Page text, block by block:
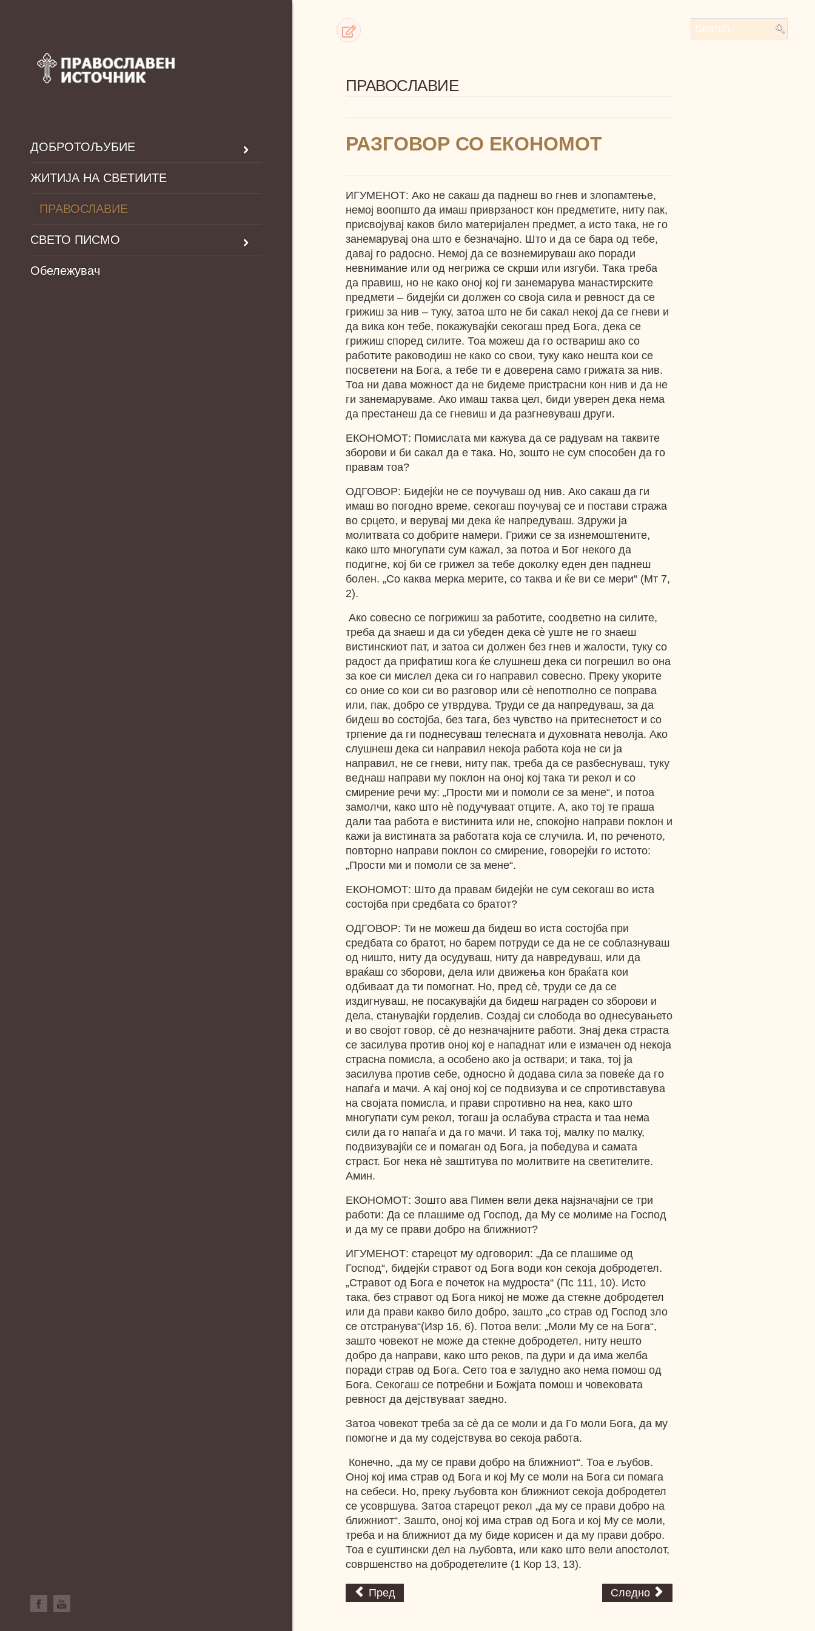
ДОБРОТОЉУБИЕ
ЖИТИЈА НА СВЕТИИТЕ
ПРАВОСЛАВИЕ
СВЕТО ПИСМО
Обележувач
ПРАВОСЛАВИЕ
РАЗГОВОР СО ЕКОНОМОТ
ИГУМЕНОТ: Ако не сакаш да паднеш во гнев и злопамтење,
немој воопшто да имаш приврзаност кон предметите, ниту пак,
присвојувај каков било материјален предмет, а исто така, не го
занемарувај она што е безначајно. Што и да се бара од тебе,
давај го радосно. Немој да се вознемируваш ако поради
невнимание или од негрижа се скрши или изгуби. Така треба
да правиш, но не како оној кој ги занемарува манастирските
предмети – бидејќи си должен со своја сила и ревност да се
грижиш за нив – туку, затоа што не би сакал некој да се гневи и
да вика кон тебе, покажувајќи секогаш пред Бога, дека се
грижиш според силите. Тоа можеш да го оствариш ако со
работите раководиш не како со свои, туку како нешта кои се
посветени на Бога, а тебе ти е доверена само грижата за нив.
Тоа ни дава можност да не бидеме пристрасни кон нив и да не
ги занемаруваме. Ако имаш таква цел, биди уверен дека нема
да престанеш да се гневиш и да разгневуваш други.
ЕКОНОМОТ: Помислата ми кажува да се радувам на таквите
зборови и би сакал да е така. Но, зошто не сум способен да го
правам тоа?
ОДГОВОР: Бидејќи не се поучуваш од нив. Ако сакаш да ги
имаш во погодно време, секогаш поучувај се и постави стража
во срцето, и верувај ми дека ќе напредуваш. Здружи ја
молитвата со добрите намери. Грижи се за изнемоштените,
како што многупати сум кажал, за потоа и Бог некого да
подигне, кој би се грижел за тебе доколку еден ден паднеш
болен. „Со каква мерка мерите, со таква и ќе ви се мери“ (Мт 7,
2).
Ако совесно се погрижиш за работите, соодветно на силите,
треба да знаеш и да си убеден дека сè уште не го знаеш
вистинскиот пат, и затоа си должен без гнев и жалости, туку со
радост да прифатиш кога ќе слушнеш дека си погрешил во она
за кое си мислел дека си го направил совесно. Преку укорите
со оние со кои си во разговор или сè непотполно се поправа
или, пак, добро се утврдува. Труди се да напредуваш, за да
бидеш во состојба, без тага, без чувство на притеснетост и со
трпение да ги поднесуваш телесната и духовната неволја. Ако
слушнеш дека си направил некоја работа која не си ја
направил, не се гневи, ниту пак, треба да се разбеснуваш, туку
веднаш направи му поклон на оној кој така ти рекол и со
смирение речи му: „Прости ми и помоли се за мене“, и потоа
замолчи, како што нè подучуваат отците. А, ако тој те праша
дали таа работа е вистинита или не, спокојно направи поклон и
кажи ја вистината за работата која се случила. И, по реченото,
повторно направи поклон со смирение, говорејќи го истото:
„Прости ми и помоли се за мене“.
ЕКОНОМОТ: Што да правам бидејќи не сум секогаш во иста
состојба при средбата со братот?
ОДГОВОР: Ти не можеш да бидеш во иста состојба при
средбата со братот, но барем потруди се да не се соблазнуваш
од ништо, ниту да осудуваш, ниту да навредуваш, или да
враќаш со зборови, дела или движења кон браќата кои
одбиваат да ти помогнат. Но, пред сè, труди се да се
издигнуваш, не посакувајќи да бидеш награден со зборови и
дела, станувајќи горделив. Создај си слобода во однесувањето
и во својот говор, сè до незначајните работи. Знај дека страста
се засилува против оној кој е нападнат или е измачен од некоја
страсна помисла, а особено ако ја оствари; и така, тој ја
засилува против себе, односно ѝ додава сила за повеќе да го
напаѓа и мачи. А кај оној кој се подвизува и се спротивставува
на својата помисла, и прави спротивно на неа, како што
многупати сум рекол, тогаш ја ослабува страста и таа нема
сили да го напаѓа и да го мачи. И така тој, малку по малку,
подвизувајќи се и помаган од Бога, ја победува и самата
страст. Бог нека нè заштитува по молитвите на светителите.
Амин.
ЕКОНОМОТ: Зошто ава Пимен вели дека најзначајни се три
работи: Да се плашиме од Господ, да Му се молиме на Господ
и да му се прави добро на ближниот?
ИГУМЕНОТ: старецот му одговорил: „Да се плашиме од
Господ“, бидејќи стравот од Бога води кон секоја добродетел.
„Стравот од Бога е почеток на мудроста“ (Пс 111, 10). Исто
така, без стравот од Бога никој не може да стекне добродетел
или да прави какво било добро, зашто „со страв од Господ зло
се отстранува“(Изр 16, 6). Потоа вели: „Моли Му се на Бога“,
зашто човекот не може да стекне добродетел, ниту нешто
добро да направи, како што реков, па дури и да има желба
поради страв од Бога. Сето тоа е залудно ако нема помош од
Бога. Секогаш се потребни и Божјата помош и човековата
ревност да дејствуваат заедно.
Затоа човекот треба за сè да се моли и да Го моли Бога, да му
помогне и да му содејствува во секоја работа.
Конечно, „да му се прави добро на ближниот“. Тоа е љубов.
Оној кој има страв од Бога и кој Му се моли на Бога си помага
на себеси. Но, преку љубовта кон ближниот секоја добродетел
се усовршува. Затоа старецот рекол „да му се прави добро на
ближниот“. Зашто, оној кој има страв од Бога и кој Му се моли,
треба и на ближниот да му биде корисен и да му прави добро.
Тоа е суштински дел на љубовта, или како што вели апостолот,
совршенство на добродетелите (1 Кор 13, 13).
Пред Следно